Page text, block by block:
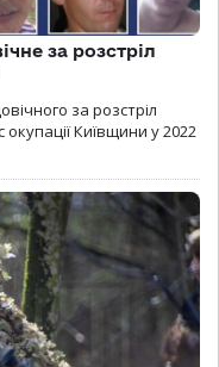
за розстріл
за розстріл
Київщини у 2022